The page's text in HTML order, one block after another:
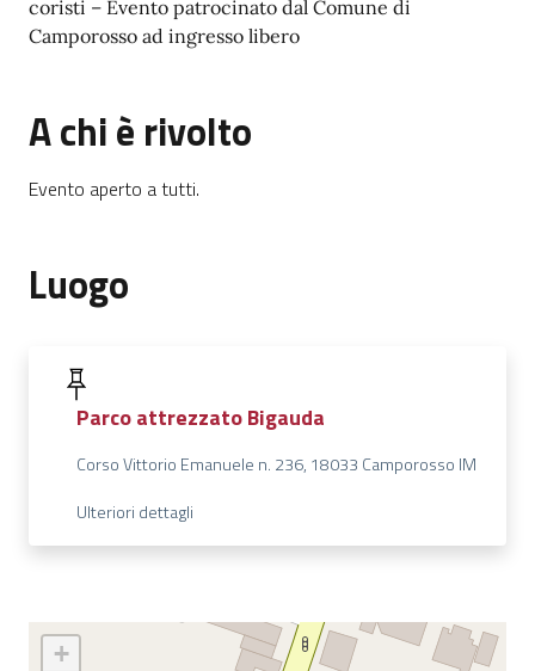
coristi – Evento patrocinato dal Comune di
Camporosso ad ingresso libero
A chi è rivolto
Evento aperto a tutti.
Luogo
Parco attrezzato Bigauda
Corso Vittorio Emanuele n. 236, 18033 Camporosso IM
Ulteriori dettagli
+